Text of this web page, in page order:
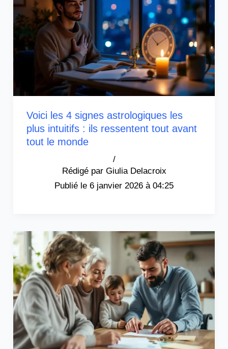
Voici les 4 signes astrologiques les
plus intuitifs : ils ressentent tout avant
tout le monde
Giulia Delacroix
/
6 janvier 2026 à 04:25